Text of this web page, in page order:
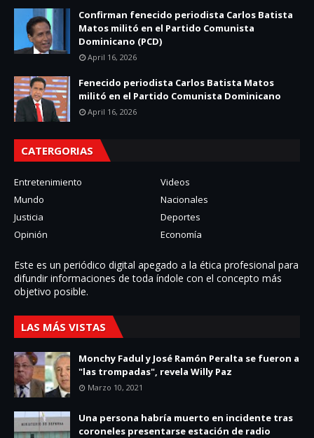
Confirman fenecido periodista Carlos Batista
Matos militó en el Partido Comunista
Dominicano (PCD)
April 16, 2026
Fenecido periodista Carlos Batista Matos
militó en el Partido Comunista Dominicano
April 16, 2026
CATERGORIAS
Entretenimiento
Videos
Mundo
Nacionales
Justicia
Deportes
Opinión
Economía
Este es un periódico digital apegado a la ética profesional para
difundir informaciones de toda í­ndole con el concepto más
objetivo posible.
LAS MÁS VISTAS
Monchy Fadul y José Ramón Peralta se fueron a
"las trompadas", revela Willy Paz
Marzo 10, 2021
Una persona habría muerto en incidente tras
coroneles presentarse estación de radio